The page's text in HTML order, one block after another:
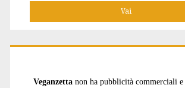
Veganzetta non ha pubblicità commerciali